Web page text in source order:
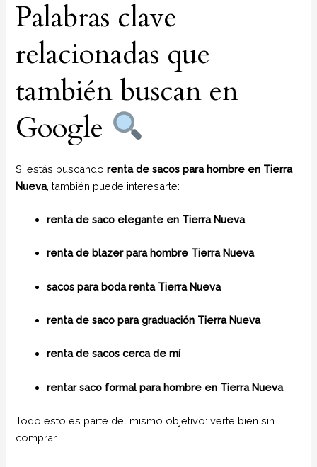
Palabras clave
relacionadas que
también buscan en
Google
Si estás buscandorenta de sacos para hombre en Tierra
Nueva, también puede interesarte:
renta de saco elegante en Tierra Nueva
renta de blazer para hombre Tierra Nueva
sacos para boda renta Tierra Nueva
renta de saco para graduación Tierra Nueva
renta de sacos cerca de mí
rentar saco formal para hombre en Tierra Nueva
Todo esto es parte del mismo objetivo: verte bien sin
comprar.